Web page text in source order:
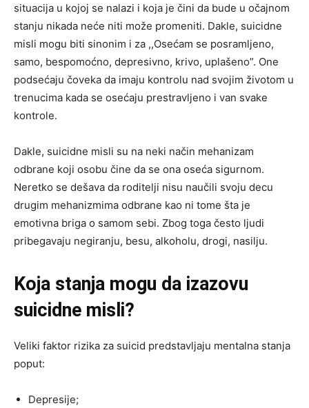
situacija u kojoj se nalazi i koja je čini da bude u očajnom
stanju nikada neće niti može promeniti. Dakle, suicidne
misli mogu biti sinonim i za ,,Osećam se posramljeno,
samo, bespomoćno, depresivno, krivo, uplašeno”. One
podsećaju čoveka da imaju kontrolu nad svojim životom u
trenucima kada se osećaju prestravljeno i van svake
kontrole.
Dakle, suicidne misli su na neki način mehanizam
odbrane koji osobu čine da se ona oseća sigurnom.
Neretko se dešava da roditelji nisu naučili svoju decu
drugim mehanizmima odbrane kao ni tome šta je
emotivna briga o samom sebi. Zbog toga često ljudi
pribegavaju negiranju, besu, alkoholu, drogi, nasilju.
Koja stanja mogu da izazovu
suicidne misli?
Veliki faktor rizika za suicid predstavljaju mentalna stanja
poput:
Depresije;